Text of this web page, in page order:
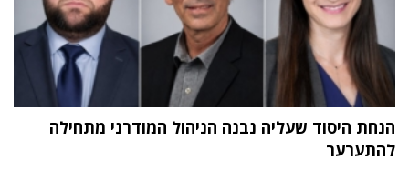
הנחת היסוד שעליה נבנה הניהול המודרני מתחילה
להתערער